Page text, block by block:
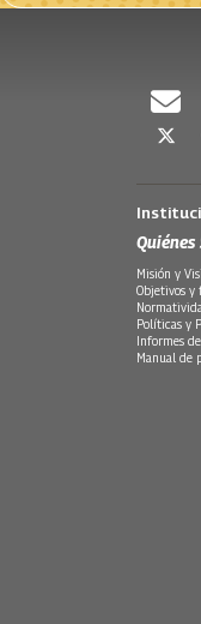
Quiénes
Misión y
Objetivos y
Políticas y
Informes
Manual de